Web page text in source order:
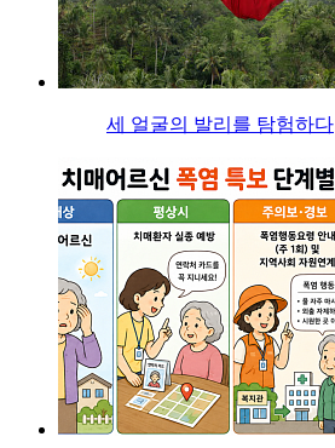
세 얼굴의 발리를 탐험하다